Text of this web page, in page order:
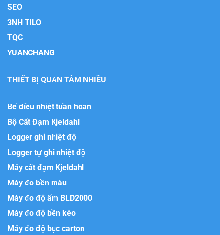
SEO
3NH TILO
TQC
YUANCHANG
THIẾT BỊ QUAN TÂM NHIỀU
Bể điều nhiệt tuần hoàn
Bộ Cất Đạm Kjeldahl
Logger ghi nhiệt độ
Logger tự ghi nhiệt độ
Máy cất đạm Kjeldahl
Máy đo bền màu
Máy đo độ ẩm BLD2000
Máy đo độ bền kéo
Máy đo độ bục carton